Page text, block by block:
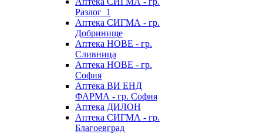
Разлог_1
Аптека СИГМА - гр.
Добринище
Аптека НОВЕ - гр.
Сливница
Аптека НОВЕ - гр.
София
Аптека ВИ ЕНД
ФАРМА - гр. София
Аптека ДИЛОН
Аптека СИГМА - гр.
Благоевград